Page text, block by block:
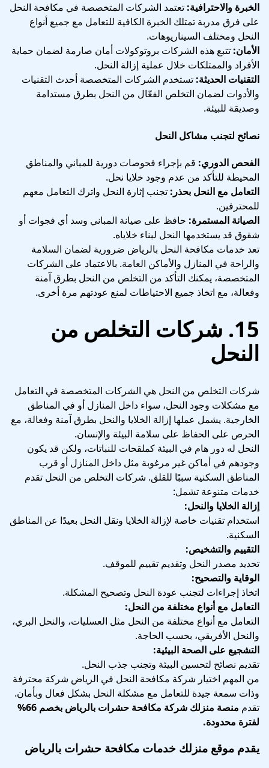
الخبرة والاحترافية: تعتمد الشركات المتخصصة في مكافحة النحل
على فرق مدربة تمتلك الخبرة الكافية للتعامل مع جميع أنواع
النحل ومختلف السيناريوهات.
الأمان: تتبع هذه الشركات بروتوكولات أمان صارمة لضمان حماية
الأفراد والممتلكات خلال عملية إزالة النحل.
التقنيات الحديثة: تستخدم الشركات المتخصصة أحدث التقنيات
والأدوات لضمان التخلص الفعّال من النحل بطرق مستدامة
وصديقة للبيئة.
نصائح لتجنب مشاكل النحل
الفحص الدوري: قم بإجراء فحوصات دورية للمباني والمناطق
المحيطة للتأكد من عدم وجود خلايا نحل.
التعامل مع النحل بحذر: تجنب إثارة النحل واترك التعامل معهم
للمحترفين.
الصيانة المستمرة: حافظ على صيانة المباني وسد أي فجوات أو
شقوق قد يستخدمها النحل لبناء خلاياه.
تعد خدمات مكافحة النحل بالرياض ضرورية لضمان السلامة
والراحة في المنازل والأماكن العامة. بالاعتماد على الشركات
المتخصصة، يمكنك التأكد من التخلص من النحل بطرق آمنة
وفعالة، مع اتخاذ جميع الاحتياطات لمنع عودتهم مرة أخرى.
15. شركات التخلص من
النحل
شركات التخلص من النحل هي الشركات المتخصصة في التعامل
مع مشكلات وجود النحل، سواء داخل المنازل أو في المناطق
الخارجية. يشمل عملها إزالة الخلايا والنحل بطرق آمنة وفعالة، مع
الحرص على الحفاظ على سلامة البيئة والإنسان.
النحل له دور هام في البيئة كملقحات للنباتات، ولكن قد يكون
وجودهم في أماكن غير مرغوبة مثل داخل المنازل أو قرب
المناطق السكنية سببًا للقلق. شركات التخلص من النحل تقدم
خدمات متنوعة تشمل:
إزالة الخلايا والنحل:
استخدام تقنيات خاصة لإزالة الخلايا ونقل النحل بعيدًا عن المناطق
السكنية.
التقييم والتشخيص:
تحديد مصدر النحل وتقديم تقييم للموقف.
الوقاية والتصحيح:
اتخاذ إجراءات لتجنب عودة النحل وتصحيح المشكلة.
التعامل مع أنواع مختلفة من النحل:
التعامل مع أنواع مختلفة من النحل مثل العسليات، والنحل البري،
والنحل الأفريقي، بحسب الحاجة.
التشجيع على الصحة البيئية:
تقديم نصائح لتحسين البيئة وتجنب جذب النحل.
من المهم اختيار شركة مكافحة النحل في الرياض شركة محترفة
وذات سمعة جيدة للتعامل مع مشكلة النحل بشكل فعال وبأمان.
تقدم منصة منزلك
شركة مكافحة حشرات بالرياض بخصم 66%
لفترة محدودة.
يقدم موقع منزلك خدمات مكافحة حشرات بالرياض